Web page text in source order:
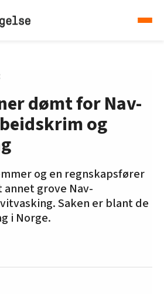
dømt for Nav-
og
og en regnskapsfører
grove Nav-
Saken er blant de
i Norge.